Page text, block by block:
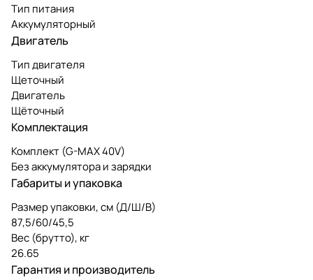
Тип питания
Аккумуляторный
Двигатель
Тип двигателя
Щеточный
Двигатель
Щёточный
Комплектация
Комплект (G-MAX 40V)
Без аккумулятора и зарядки
Габариты и упаковка
Размер упаковки, см (Д/Ш/В)
87,5/60/45,5
Вес (брутто), кг
26.65
Гарантия и производитель